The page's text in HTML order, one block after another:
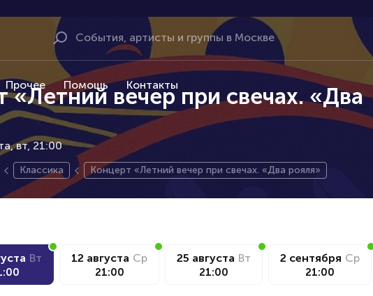
Прочее Помощь Контакты
«Летний вечер при свечах. «Два
вт, 21:00
Классика Концерт «Летний вечер при свечах. «Два рояля»
Вт 12 августа Ср
21:00
25 августа Вт
21:00
2 сентября Ср
21:00